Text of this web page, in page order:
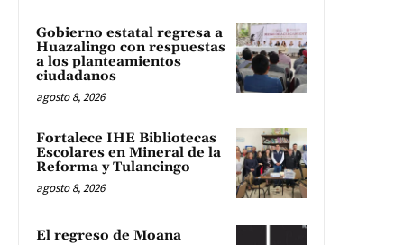
Gobierno estatal regresa a
Huazalingo con respuestas
a los planteamientos
ciudadanos
agosto 8, 2026
Fortalece IHE Bibliotecas
Escolares en Mineral de la
Reforma y Tulancingo
agosto 8, 2026
El regreso de Moana